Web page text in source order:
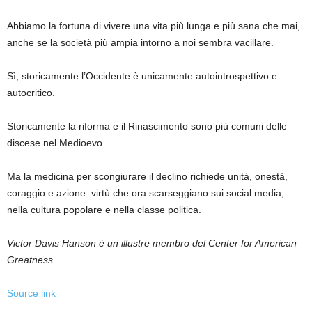
Abbiamo la fortuna di vivere una vita più lunga e più sana che mai,
anche se la società più ampia intorno a noi sembra vacillare.
Sì, storicamente l’Occidente è unicamente autointrospettivo e
autocritico.
Storicamente la riforma e il Rinascimento sono più comuni delle
discese nel Medioevo.
Ma la medicina per scongiurare il declino richiede unità, onestà,
coraggio e azione: virtù che ora scarseggiano sui social media,
nella cultura popolare e nella classe politica.
Victor Davis Hanson è un illustre membro del Center for American
Greatness.
Source link